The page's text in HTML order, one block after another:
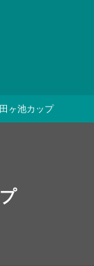
ヶ池カップ